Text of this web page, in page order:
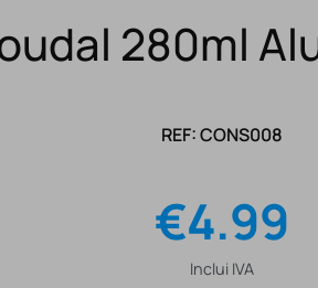
280ml
REF: CONS008
€4.99
Inclui IVA